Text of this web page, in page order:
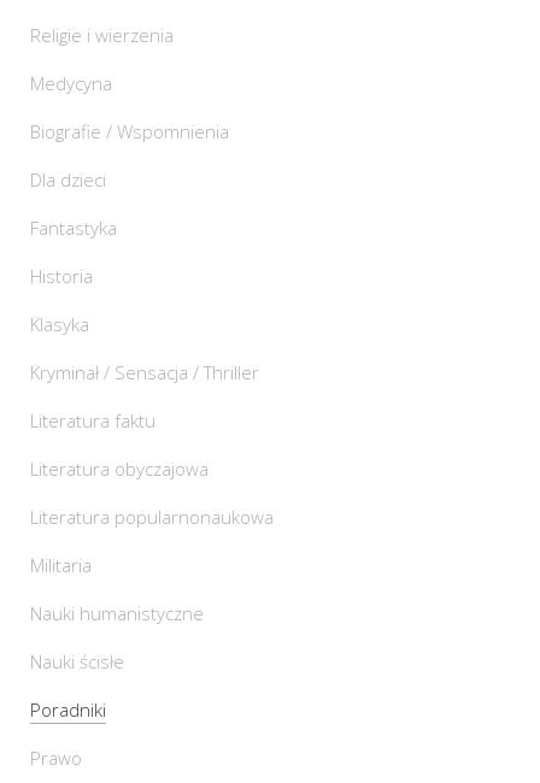
Religie i wierzenia
Medycyna
Biografie / Wspomnienia
Dla dzieci
Fantastyka
Historia
Klasyka
Kryminał / Sensacja / Thriller
Literatura faktu
Literatura obyczajowa
Literatura popularnonaukowa
Militaria
Nauki humanistyczne
Nauki ścisłe
Poradniki
Prawo